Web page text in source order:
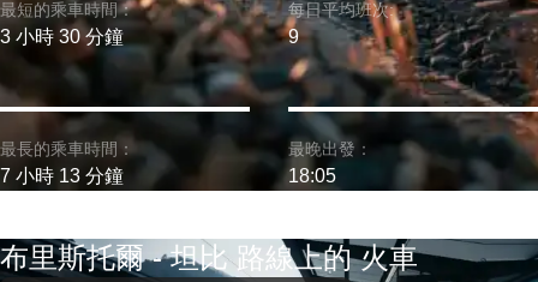
最短的乘車時間：
3 小時 30 分鐘
最長的乘車時間：
7 小時 13 分鐘
每日平均班次:
9
最晚出發：
18:05
布里斯托爾 - 坦比 路線上的 火車